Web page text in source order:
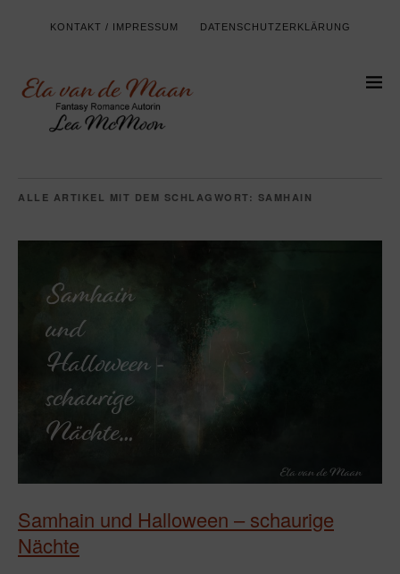
KONTAKT / IMPRESSUM DATENSCHUTZERKLÄRUNG
ALLE ARTIKEL MIT DEM SCHLAGWORT: SAMHAIN
Samhain und Halloween – schaurige
Nächte